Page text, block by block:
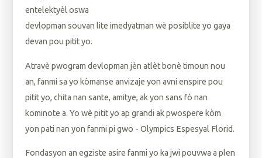
entelektyèl oswa
devlopman souvan lite imedyatman wè posiblite yo gaya
devan pou pitit yo.
Atravè pwogram devlopman jèn atlèt bonè timoun nou
an, fanmi sa yo kòmanse anvizaje yon avni enspire pou
pitit yo, chita nan sante, amitye, ak yon sans fò nan
kominote a. Yo wè pitit yo ap grandi ak pwospere kòm
yon pati nan yon fanmi pi gwo - Olympics Espesyal Florid.
Fondasyon an egziste asire fanmi yo ka jwi pouvwa a plen